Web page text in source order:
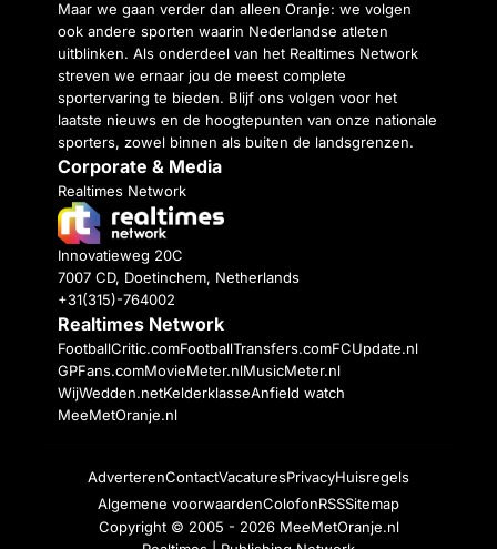
Maar we gaan verder dan alleen Oranje: we volgen
ook andere sporten waarin Nederlandse atleten
uitblinken. Als onderdeel van het Realtimes Network
streven we ernaar jou de meest complete
sportervaring te bieden. Blijf ons volgen voor het
laatste nieuws en de hoogtepunten van onze nationale
sporters, zowel binnen als buiten de landsgrenzen.
Corporate & Media
Realtimes Network
Innovatieweg 20C
7007 CD, Doetinchem, Netherlands
+31(315)-764002
Realtimes Network
FootballCritic.comFootballTransfers.comFCUpdate.nl
GPFans.comMovieMeter.nlMusicMeter.nl
WijWedden.netKelderklasseAnfield watch
MeeMetOranje.nl
AdverterenContactVacaturesPrivacyHuisregels
Algemene voorwaardenColofonRSSSitemap
Copyright © 2005 - 2026 MeeMetOranje.nl